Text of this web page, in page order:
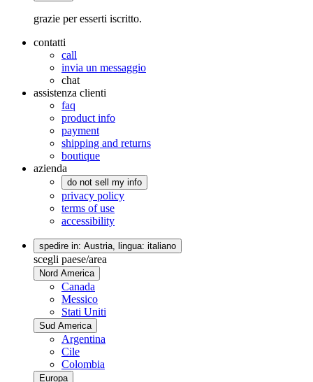
grazie per esserti iscritto.
contatti
call
invia un messaggio
chat
assistenza clienti
faq
product info
payment
shipping and returns
boutique
azienda
do not sell my info
privacy policy
terms of use
accessibility
spedire in: Austria, lingua: italiano
scegli paese/area
Nord America
Canada
Messico
Stati Uniti
Sud America
Argentina
Cile
Colombia
Europa